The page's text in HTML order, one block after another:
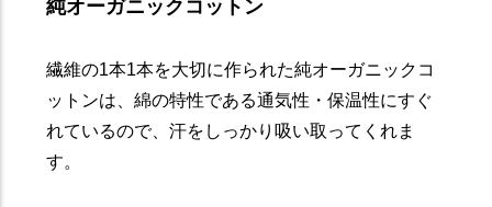
純オーガニックコットン
繊維の1本1本を大切に作られた純オーガニックコ
ットンは、綿の特性である通気性・保温性にすぐ
れているので、汗をしっかり吸い取ってくれま
す。